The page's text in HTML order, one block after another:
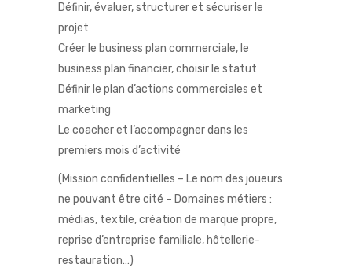
Définir, évaluer, structurer et sécuriser le
projet
Créer le business plan commerciale, le
business plan financier, choisir le statut
Définir le plan d’actions commerciales et
marketing
Le coacher et l’accompagner dans les
premiers mois d’activité
(Mission confidentielles – Le nom des joueurs
ne pouvant être cité – Domaines métiers :
médias, textile, création de marque propre,
reprise d’entreprise familiale, hôtellerie-
restauration…)